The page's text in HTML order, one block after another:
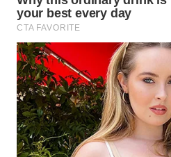
WAHANANEWS
ID
WAHANANEWS
CO ID
WAHANANEWS
NET